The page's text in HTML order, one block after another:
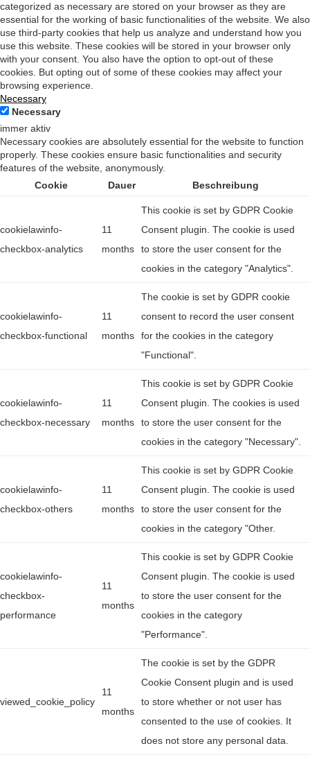
categorized as necessary are stored on your browser as they are
essential for the working of basic functionalities of the website. We also
use third-party cookies that help us analyze and understand how you
use this website. These cookies will be stored in your browser only
with your consent. You also have the option to opt-out of these
cookies. But opting out of some of these cookies may affect your
browsing experience.
Necessary
Necessary
immer aktiv
Necessary cookies are absolutely essential for the website to function
properly. These cookies ensure basic functionalities and security
features of the website, anonymously.
Cookie
Dauer Beschreibung
cookielawinfo-
checkbox-analytics
11
months
This cookie is set by GDPR Cookie
Consent plugin. The cookie is used
to store the user consent for the
cookies in the category "Analytics".
cookielawinfo-
checkbox-functional
11
months
The cookie is set by GDPR cookie
consent to record the user consent
for the cookies in the category
"Functional".
cookielawinfo-
checkbox-necessary
11
months
This cookie is set by GDPR Cookie
Consent plugin. The cookies is used
to store the user consent for the
cookies in the category "Necessary".
cookielawinfo-
checkbox-others
11
months
This cookie is set by GDPR Cookie
Consent plugin. The cookie is used
to store the user consent for the
cookies in the category "Other.
cookielawinfo-
checkbox-
performance
11
months
This cookie is set by GDPR Cookie
Consent plugin. The cookie is used
to store the user consent for the
cookies in the category
"Performance".
viewed_cookie_policy
11
months
The cookie is set by the GDPR
Cookie Consent plugin and is used
to store whether or not user has
consented to the use of cookies. It
does not store any personal data.